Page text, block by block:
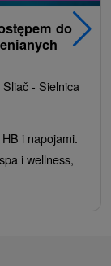
do
Sliač - Sielnica
i napojami.
i wellness,